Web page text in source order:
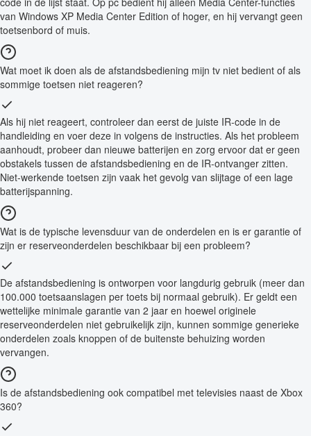
van Windows XP Media Center Edition of hoger, en hij vervangt geen
toetsenbord of muis.
Wat moet ik doen als de afstandsbediening mijn tv niet bedient of als
sommige toetsen niet reageren?
Als hij niet reageert, controleer dan eerst de juiste IR-code in de
handleiding en voer deze in volgens de instructies. Als het probleem
aanhoudt, probeer dan nieuwe batterijen en zorg ervoor dat er geen
obstakels tussen de afstandsbediening en de IR-ontvanger zitten.
Niet-werkende toetsen zijn vaak het gevolg van slijtage of een lage
batterijspanning.
Wat is de typische levensduur van de onderdelen en is er garantie of
zijn er reserveonderdelen beschikbaar bij een probleem?
De afstandsbediening is ontworpen voor langdurig gebruik (meer dan
100.000 toetsaanslagen per toets bij normaal gebruik). Er geldt een
wettelijke minimale garantie van 2 jaar en hoewel originele
reserveonderdelen niet gebruikelijk zijn, kunnen sommige generieke
onderdelen zoals knoppen of de buitenste behuizing worden
vervangen.
Is de afstandsbediening ook compatibel met televisies naast de Xbox
360?